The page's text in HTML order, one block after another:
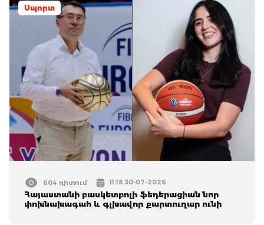
Սպորտ
604 դիտում 11:18 30-07-2026
Հայաստանի բասկետբոլի ֆեդերացիան նոր
փոխնախագահ և գլխավոր քարտուղար ունի